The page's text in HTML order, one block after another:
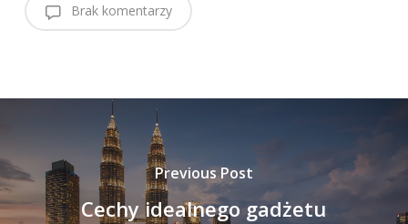
Brak komentarzy
Previous Post
Cechy idealnego gadżetu